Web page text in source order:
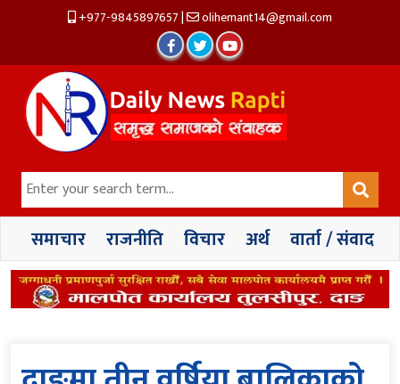
+977-9845897657| olihemant14@gmail.com
समाचार राजनीति विचार अर्थ वार्ता / संवाद